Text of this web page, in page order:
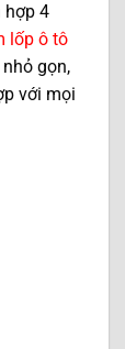
4
lốp ô tô
gọn,
với mọi